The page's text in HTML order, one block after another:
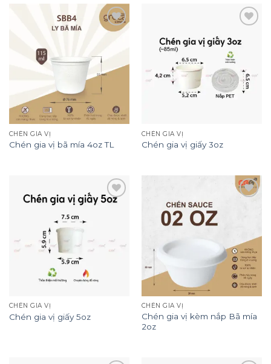
Add to
CHÉN GIA VỊ
Chén gia vị bã mía 4oz TL
wishlist
CHÉN GIA VỊ
Chén gia vị giấy 3oz
Add to
CHÉN GIA VỊ
Chén gia vị giấy 5oz
CHÉN GIA VỊ
Chén gia vị kèm nắp Bã mía
2oz